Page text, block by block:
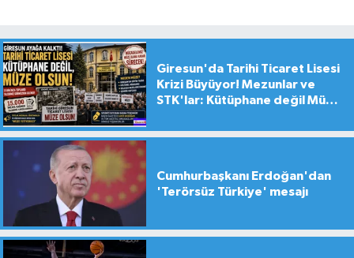
Giresun'da Tarihi Ticaret Lisesi
Krizi Büyüyor! Mezunlar ve
STK'lar: Kütüphane değil Müze
Cumhurbaşkanı Erdoğan'dan
'Terörsüz Türkiye' mesajı